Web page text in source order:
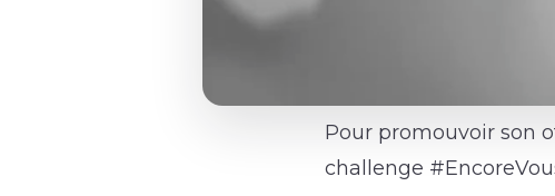
Pour promouvoir son
challenge